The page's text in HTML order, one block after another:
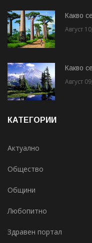
Какво
Август
Какво
Август
КАТЕГОРИИ
Актуално
Общество
Общини
Любопитно
Здравен портал